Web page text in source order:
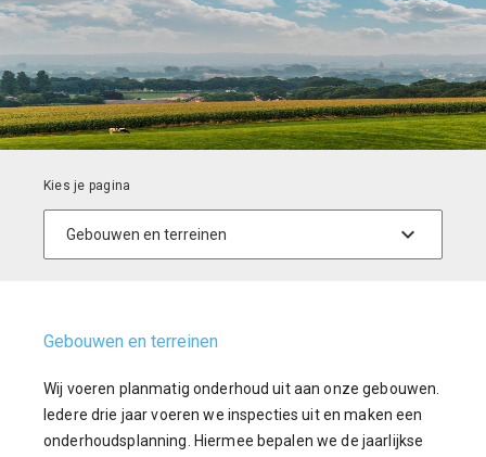
Gebouwen en terreinen
Wij voeren planmatig onderhoud uit aan onze gebouwen.
Iedere drie jaar voeren we inspecties uit en maken een
onderhoudsplanning. Hiermee bepalen we de jaarlijkse